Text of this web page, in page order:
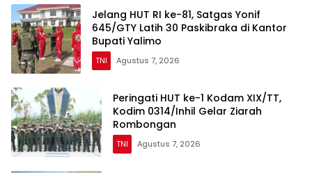
Jelang HUT RI ke-81, Satgas Yonif
645/GTY Latih 30 Paskibraka di Kantor
Bupati Yalimo
TNI Agustus 7, 2026
Peringati HUT ke-1 Kodam XIX/TT,
Kodim 0314/Inhil Gelar Ziarah
Rombongan
TNI Agustus 7, 2026